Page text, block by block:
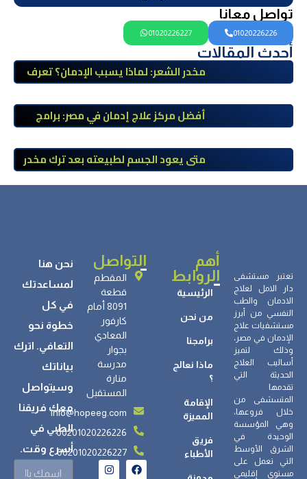
تواصل معانا
01020226226
01020226227
أحدث المقالات
مخدر الشعر: لماذا يسبب الإدمان؟ تعرف
أفضل مركز علاج إدمان في مصر: برامج
طبي
متى يعود الجسم لطبيعته بعد ترك مخدر
الآيس؟ مراحل التعافي والعوامل المؤثرة
تعتبر مستشفى
دار الامل لعلاج
الادمان والطب
النفسي من أبرز
مستشفيات علاج
الإدمان في مصر،
وذلك لتميز
أساليب العلاج
الحديثة التي
تقدمها
المتسشفى من
خلال فروعها،
وهي المؤسسة
الوحيدة في
الشرق الأوسط
التي تعمل على
مستوى إقليمي
أهم
الروابط
الرئيسية
من نحن
برامجنا
ماذا نعالج
؟
الإقامة
المميزة
فريق
الأطباء
التواصل
المقطم
قطعة
8091 أمام
كارفور
المعادي
بجوار
مدرسة
منارة
المستقبل
info@hopeeg.com
00201020226226
00201020226227
نحن هنا
لمساعدتك
في كل
خطوة نحو
التعافي. اترك
بياناتك
وسيتواصل
معك فريقنا
الطبي في
أسرع وقت.